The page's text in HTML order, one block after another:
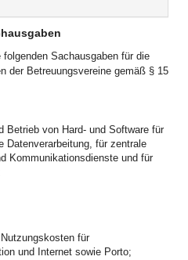
Sachausgaben für die
der Betreuungsvereine gemäß § 15
Betrieb von Hard- und Software für
Datenverarbeitung, für zentrale
Kommunikationsdienste und für
für
und Internet sowie Porto;